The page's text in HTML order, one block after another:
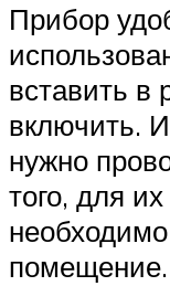
Прибор
вставить в
включить.
нужно
того, для
помещение.